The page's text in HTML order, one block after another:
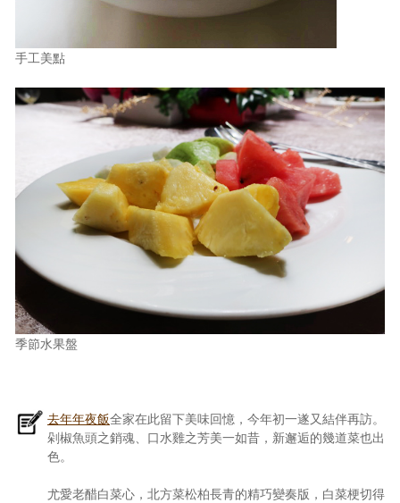
手工美點
季節水果盤
去年年夜飯全家在此留下美味回憶，今年初一遂又結伴再訪。
剁椒魚頭之銷魂、口水雞之芳美一如昔，新邂逅的幾道菜也出
色。
尤愛老醋白菜心，北方菜松柏長青的精巧變奏版，白菜梗切得